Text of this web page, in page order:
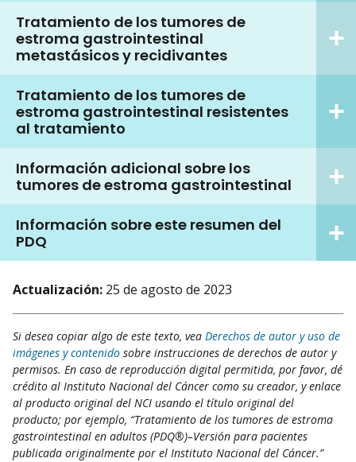
Tratamiento de los tumores de
estroma gastrointestinal
metastásicos y recidivantes
Tratamiento de los tumores de
estroma gastrointestinal resistentes
al tratamiento
Información adicional sobre los
tumores de estroma gastrointestinal
Información sobre este resumen del
PDQ
Actualización: 25 de agosto de 2023
Si desea copiar algo de este texto, vea Derechos de autor y uso de
imágenes y contenido sobre instrucciones de derechos de autor y
permisos. En caso de reproducción digital permitida, por favor, dé
crédito al Instituto Nacional del Cáncer como su creador, y enlace
al producto original del NCI usando el título original del
producto; por ejemplo, “Tratamiento de los tumores de estroma
gastrointestinal en adultos (PDQ®)–Versión para pacientes
publicada originalmente por el Instituto Nacional del Cáncer.”